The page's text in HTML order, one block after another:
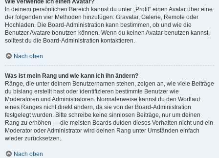
Wie verwende ich einen Avatar?
In deinem persönlichen Bereich kannst du unter „Profil“ einen Avatar über eine
der folgenden vier Methoden hinzufügen: Gravatar, Galerie, Remote oder
Hochladen. Die Board-Administration kann bestimmen, ob und wie die
Benutzer Avatare benutzen können. Wenn du keinen Avatar benutzen kannst,
solltest du die Board-Administration kontaktieren.
Nach oben
Was ist mein Rang und wie kann ich ihn ändern?
Ränge, die unter deinem Benutzernamen stehen, zeigen an, wie viele Beiträge
du bislang erstellt hast oder identifizieren bestimmte Benutzer wie
Moderatoren und Administratoren. Normalerweise kannst du den Wortlaut
eines Ranges nicht direkt ändern, da sie von der Board-Administration
festgelegt wurden. Bitte schreibe keine sinnlosen Beiträge, nur um deinen
Rang zu erhöhen — die meisten Boards dulden dieses Verhalten nicht und ein
Moderator oder Administrator wird deinen Rang unter Umständen einfach
wieder zurücksetzen.
Nach oben